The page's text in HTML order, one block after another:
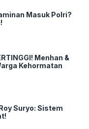
Masuk Polri?
Menhan &
Kehormatan
Suryo: Sistem